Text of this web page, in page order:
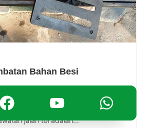
Bahan Besi
vital yang mendukung
Namun, salah satu tantangan
jalan tol adalah...